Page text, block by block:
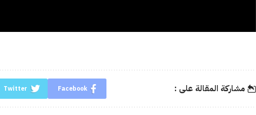
مشاركة المقالة على : Facebook
Twitter